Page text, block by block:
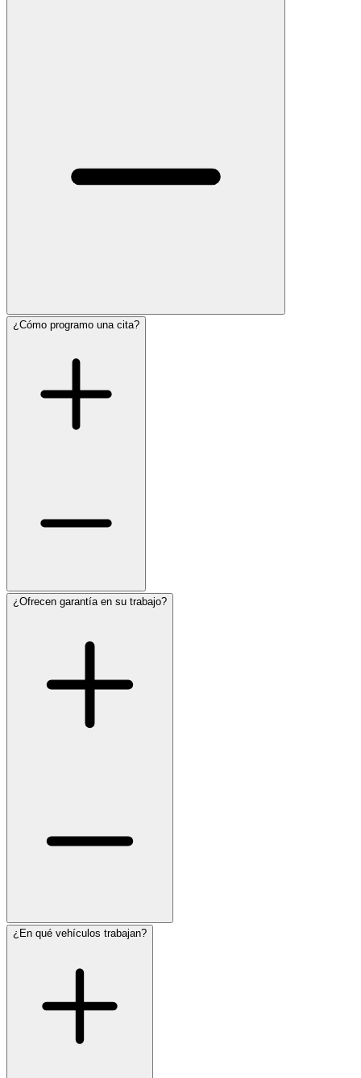
¿Cómo programo una cita?
¿Ofrecen garantía en su trabajo?
¿En qué vehículos trabajan?